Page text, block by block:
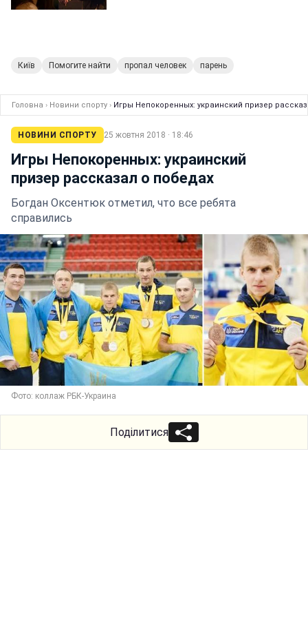
Київ Помогите найти пропал человек парень
Головна › Новини спорту › Игры Непокоренных: украинский призер
НОВИНИ СПОРТУ 25 жовтня 2018 · 18:46
Игры Непокоренных: украинский
призер рассказал о победах
Богдан Оксентюк отметил, что все ребята
справились
Фото: коллаж РБК-Украина
Поділитися